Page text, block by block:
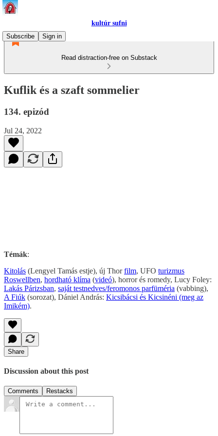
kultúr sufni
Subscribe
Sign in
Read distraction-free on Substack
Kuflik és a szaft sommelier
134. epizód
Jul 24, 2022
Témák:
Kitolás (Lengyel Tamás estje), új Thorfilm, UFO turizmus
Roswellben, hordható klíma (videó), horror és romedy, Lucy Foley:
Lakás Párizsban, saját testnedves/feromonos parfüméria (vabbing),
A Fiúk (sorozat), Dániel András: Kicsibácsi ​és Kicsinéni (meg az
Imikém).
Share
Discussion about this post
Comments Restacks